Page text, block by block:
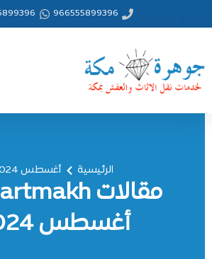
966555899396
الرئيسية أغسطس 2024
أغسطس 2024